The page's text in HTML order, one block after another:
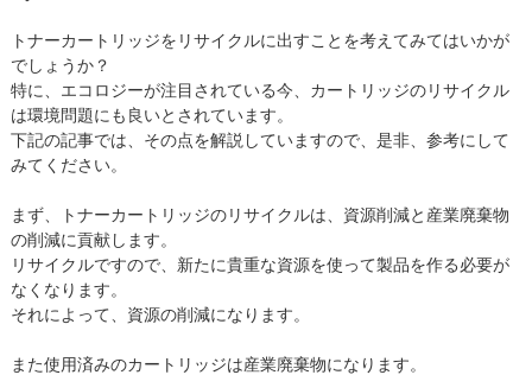
トナーカートリッジをリサイクルに出すことを考えてみてはいかが
でしょうか？
特に、エコロジーが注目されている今、カートリッジのリサイクル
は環境問題にも良いとされています。
下記の記事では、その点を解説していますので、是非、参考にして
みてください。
まず、トナーカートリッジのリサイクルは、資源削減と産業廃棄物
の削減に貢献します。
リサイクルですので、新たに貴重な資源を使って製品を作る必要が
なくなります。
それによって、資源の削減になります。
また使用済みのカートリッジは産業廃棄物になります。